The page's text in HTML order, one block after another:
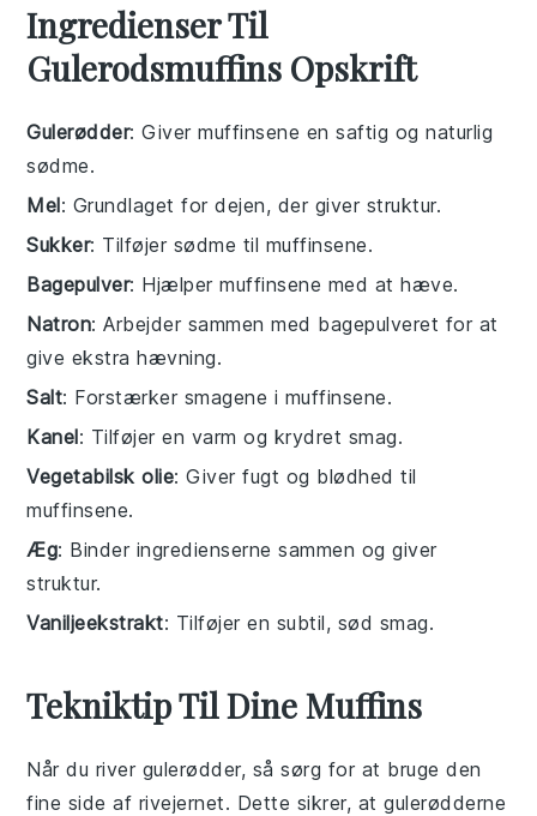
Ingredienser Til
Gulerodsmuffins Opskrift
Gulerødder: Giver muffinsene en saftig og naturlig
sødme.
Mel: Grundlaget for dejen, der giver struktur.
Sukker: Tilføjer sødme til muffinsene.
Bagepulver: Hjælper muffinsene med at hæve.
Natron: Arbejder sammen med bagepulveret for at
give ekstra hævning.
Salt: Forstærker smagene i muffinsene.
Kanel: Tilføjer en varm og krydret smag.
Vegetabilsk olie: Giver fugt og blødhed til
muffinsene.
Æg: Binder ingredienserne sammen og giver
struktur.
Vaniljeekstrakt: Tilføjer en subtil, sød smag.
Tekniktip Til Dine Muffins
Når du river gulerødder, så sørg for at bruge den
fine side af rivejernet. Dette sikrer, atgulerødderne